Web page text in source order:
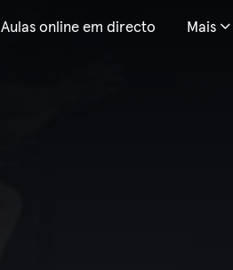
Aulas online em directo Mais